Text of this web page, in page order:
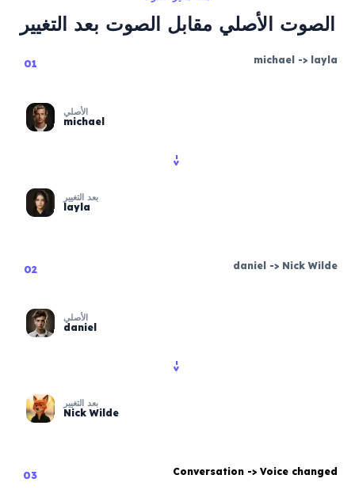
الصوت الأصلي مقابل الصوت بعد التغيير
01 michael -> layla
الأصلي
michael
->
بعد التغيير
layla
02 daniel -> Nick Wilde
الأصلي
daniel
->
بعد التغيير
Nick Wilde
03 Conversation -> Voice changed